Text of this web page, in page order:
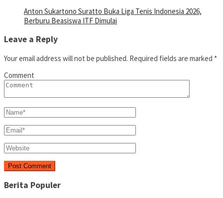
Anton Sukartono Suratto Buka Liga Tenis Indonesia 2026,
Berburu Beasiswa ITF Dimulai
Leave a Reply
Your email address will not be published. Required fields are marked *
Comment
Berita Populer